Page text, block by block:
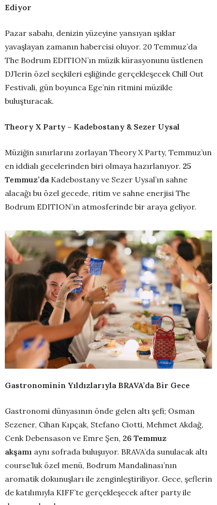
Ediyor
Pazar sabahı, denizin yüzeyine yansıyan ışıklar
yavaşlayan zamanın habercisi oluyor. 20 Temmuz’da
The Bodrum EDITION’ın müzik kürasyonunu üstlenen
DJ’lerin özel seçkileri eşliğinde gerçekleşecek Chill Out
Festivali, gün boyunca Ege’nin ritmini müzikle
buluşturacak.
Theory X Party – Kadebostany & Sezer Uysal
Müziğin sınırlarını zorlayan Theory X Party, Temmuz’un
en iddialı gecelerinden biri olmaya hazırlanıyor. 25
Temmuz’da Kadebostany ve Sezer Uysal’ın sahne
alacağı bu özel gecede, ritim ve sahne enerjisi The
Bodrum EDITION’ın atmosferinde bir araya geliyor.
Gastronominin Yıldızlarıyla BRAVA’da Bir Gece
Gastronomi dünyasının önde gelen altı şefi; Osman
Sezener, Cihan Kıpçak, Stefano Ciotti, Mehmet Akdağ,
Cenk Debensason ve Emre Şen, 26 Temmuz
akşamı aynı sofrada buluşuyor. BRAVA’da sunulacak altı
course’luk özel menü, Bodrum Mandalinası’nın
aromatik dokunuşları ile zenginleştiriliyor. Gece, şeflerin
de katılımıyla KIFF’te gerçekleşecek after party ile